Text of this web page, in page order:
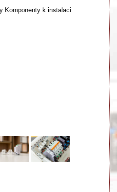
Komponenty k instalaci